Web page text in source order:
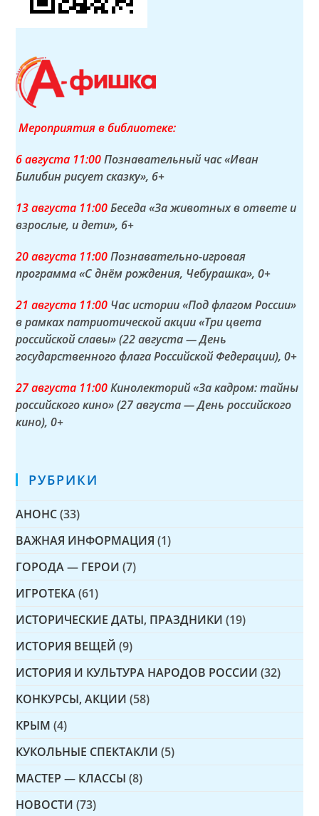
Мероприятия в библиотеке:
6 августа 11:00Познавательный час «Иван
Билибин рисует сказку», 6+
13 августа 11:00Беседа «За животных в ответе и
взрослые, и дети», 6+
20 августа 11:00Познавательно-игровая
программа «С днём рождения, Чебурашка», 0+
21 августа 11:00 Час истории «Под флагом России»
в рамках патриотической акции «Три цвета
российской славы» (22 августа — День
государственного флага Российской Федерации), 0+
27 августа 11:00Кинолекторий «За кадром: тайны
российского кино» (27 августа — День российского
кино), 0+
РУБРИКИ
АНОНС (33)
ВАЖНАЯ ИНФОРМАЦИЯ (1)
ГОРОДА — ГЕРОИ (7)
ИГРОТЕКА (61)
ИСТОРИЧЕСКИЕ ДАТЫ, ПРАЗДНИКИ (19)
ИСТОРИЯ ВЕЩЕЙ (9)
ИСТОРИЯ И КУЛЬТУРА НАРОДОВ РОССИИ (32)
КОНКУРСЫ, АКЦИИ (58)
КРЫМ (4)
КУКОЛЬНЫЕ СПЕКТАКЛИ (5)
МАСТЕР — КЛАССЫ (8)
НОВОСТИ (73)